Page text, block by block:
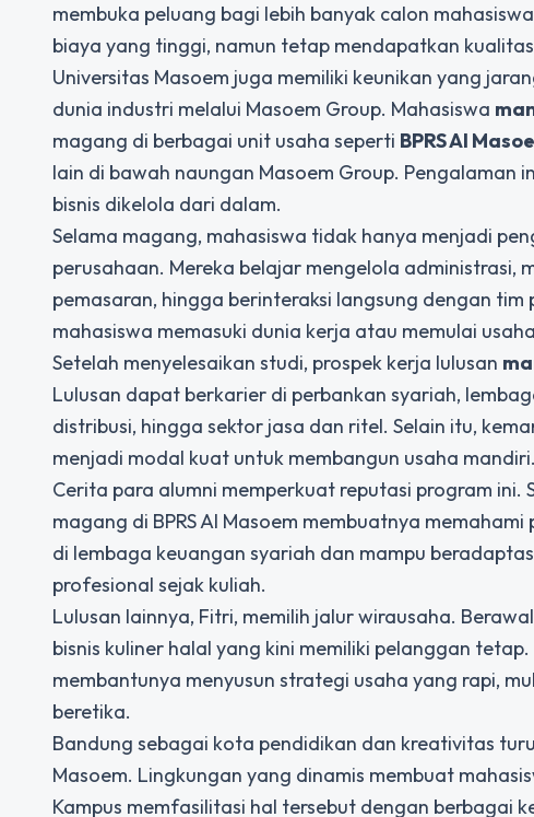
membuka peluang bagi lebih banyak calon
biaya yang tinggi, namun tetap mendapatkan
Universitas Masoem juga memiliki keunikan yang
dunia industri melalui Masoem Group. Mahasiswa
magang di berbagai unit usaha seperti BPRS Al
lain di bawah naungan Masoem Group.
bisnis dikelola dari dalam.
Selama magang, mahasiswa tidak hanya menjadi
perusahaan. Mereka belajar mengelola administrasi,
pemasaran, hingga berinteraksi langsung dengan
mahasiswa memasuki dunia kerja atau memulai
Setelah menyelesaikan studi, prospek kerja lulusan
Lulusan dapat berkarier di perbankan syariah,
distribusi, hingga sektor jasa dan ritel. Selain itu,
menjadi modal kuat untuk membangun usaha mandiri.
Cerita para alumni memperkuat reputasi program ini.
magang di BPRS Al Masoem membuatnya
di lembaga keuangan syariah dan mampu
profesional sejak kuliah.
Lulusan lainnya, Fitri, memilih jalur wirausaha.
bisnis kuliner halal yang kini memiliki pelanggan
membantunya menyusun strategi usaha yang rapi,
beretika.
Bandung sebagai kota pendidikan dan kreativitas
Masoem. Lingkungan yang dinamis membuat
Kampus memfasilitasi hal tersebut dengan berbagai